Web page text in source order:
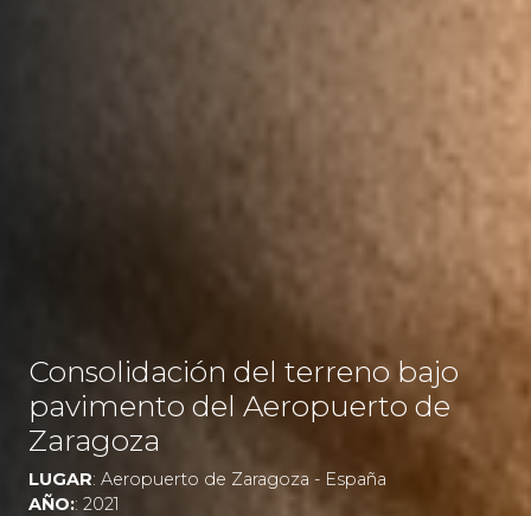
Consolidación del terreno bajo
pavimento del Aeropuerto de
Zaragoza
LUGAR: Aeropuerto de Zaragoza - España
AÑO:: 2021